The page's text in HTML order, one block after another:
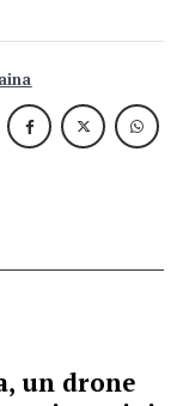
un drone